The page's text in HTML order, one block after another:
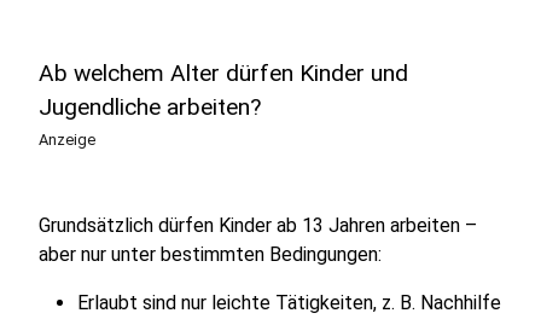
Ab welchem Alter dürfen Kinder und
Jugendliche arbeiten?
Anzeige
Grundsätzlich dürfen Kinder ab 13 Jahren arbeiten –
aber nur unter bestimmten Bedingungen:
Erlaubt sind nur leichte Tätigkeiten, z. B. Nachhilfe